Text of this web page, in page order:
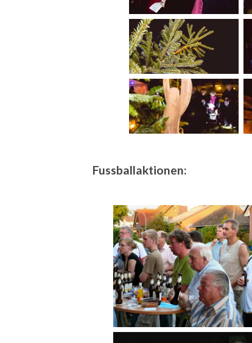
Fussballaktionen: